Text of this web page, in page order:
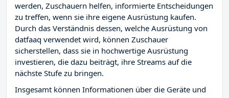
werden, Zuschauern helfen, informierte Entscheidungen
zu treffen, wenn sie ihre eigene Ausrüstung kaufen.
Durch das Verständnis dessen, welche Ausrüstung von
datfaaq verwendet wird, können Zuschauer
sicherstellen, dass sie in hochwertige Ausrüstung
investieren, die dazu beiträgt, ihre Streams auf die
nächste Stufe zu bringen.
Insgesamt können Informationen über die Geräte und